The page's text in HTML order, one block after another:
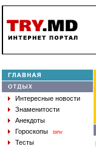
Интересные новости
Знаменитости
Анекдоты
Гороскопы
new
Тесты